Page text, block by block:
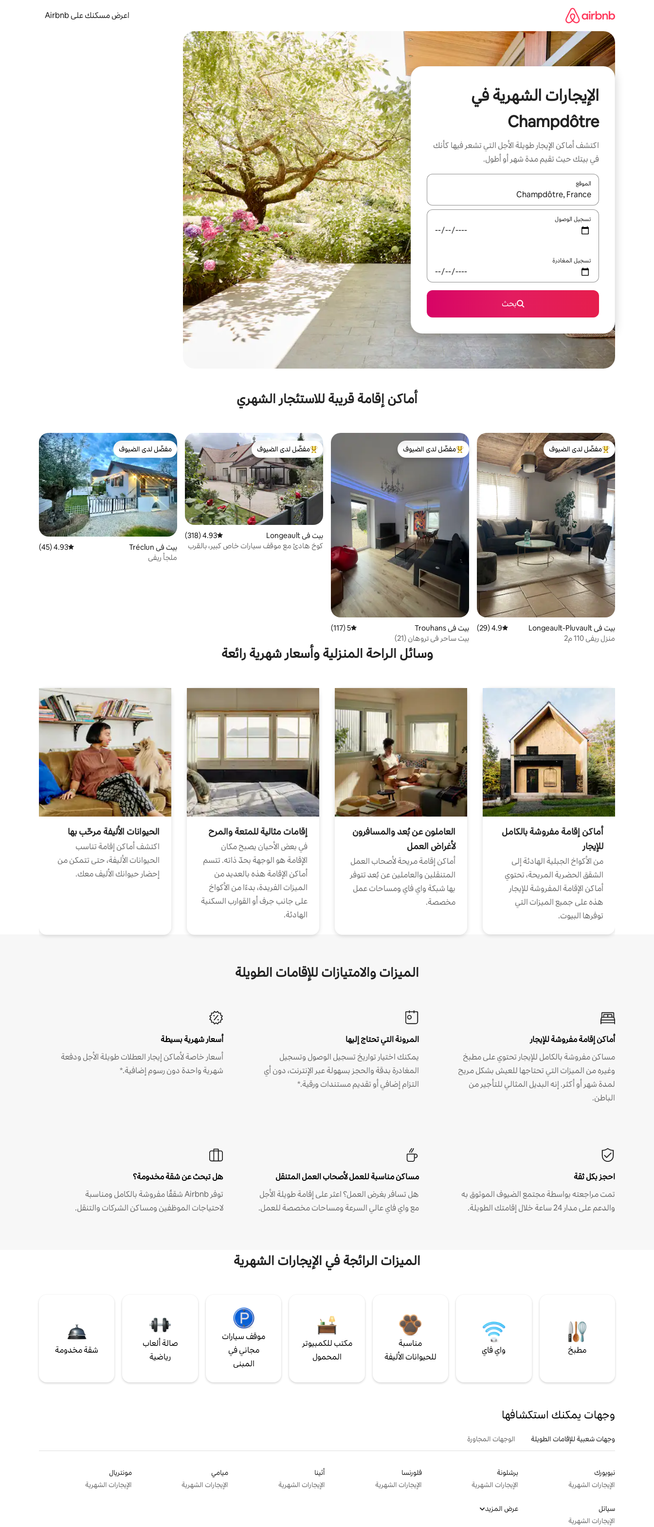
اعرض مسكنك على Airbnb
الإيجارات الشهرية في
Champdôtre
اكتشف أماكن الإيجار طويلة الأجل التي تشعر فيها كأنك
في بيتك حيث تقيم مدة شهر أو أطول.
الموقع
عند توفر النتائج، انتقل باستخدام السهمين لأعلى ولأسفل أو استكشف عن طريق اللمس أو السحب.
تسجيل الوصول
تسجيل المغادرة
بحث
أماكن إقامة قريبة للاستئجار الشهري
من أبرز البيوت المفضّلة لدى الضيوف
مفضّل لدى الضيوف
بيت في Longeault-Pluvault متوسط التقييم 4.9 من 5، 29 مراجعات
4.9 (29)
منزل ريفي 110 م2
من أبرز البيوت المفضّلة لدى الضيوف
مفضّل لدى الضيوف
بيت في Trouhans متوسط التقييم 5 من 5، 117 مراجعات
5 (117)
بيت ساحر في تروهان (21)
من أبرز البيوت المفضّلة لدى الضيوف
مفضّل لدى الضيوف
بيت في Longeault متوسط التقييم 4.93 من 5، 318 مراجعات
4.93 (318)
كوخ هادئ مع موقف سيارات خاص كبير، بالقرب
مفضّل لدى الضيوف
مفضّل لدى الضيوف
بيت في Tréclun متوسط التقييم 4.93 من 5، 45 مراجعات
4.93 (45)
ملجأ ريفي
وسائل الراحة المنزلية وأسعار شهرية رائعة
أماكن إقامة مفروشة بالكامل
للإيجار
من الأكواخ الجبلية الهادئة إلى
الشقق الحضرية المريحة، تحتوي
أماكن الإقامة المفروشة للإيجار
هذه على جميع الميزات التي
توفرها البيوت.
العاملون عن بُعد والمسافرون
لأغراض العمل
أماكن إقامة مريحة لأصحاب العمل
المتنقلين والعاملين عن بُعد تتوفر
بها شبكة واي فاي ومساحات عمل
مخصصة.
إقامات مثالية للمتعة والمرح
في بعض الأحيان يصبح مكان
الإقامة هو الوجهة بحدّ ذاته. تتسم
أماكن الإقامة هذه بالعديد من
الميزات الفريدة، بدءًا من الأكواخ
على جانب جرف أو القوارب السكنية
الهادئة.
الحيوانات الأليفة مرحّب بها
اكتشف أماكن إقامة تناسب
الحيوانات الأليفة، حتى تتمكن من
إحضار حيوانك الأليف معك.
الميزات والامتيازات للإقامات الطويلة
أماكن إقامة مفروشة للإيجار
مساكن مفروشة بالكامل للإيجار تحتوي على مطبخ
وغيره من الميزات التي تحتاجها للعيش بشكل مريح
لمدة شهر أو أكثر. إنه البديل المثالي للتأجير من
الباطن.
المرونة التي تحتاج إليها
يمكنك اختيار تواريخ تسجيل الوصول وتسجيل
المغادرة بدقة والحجز بسهولة عبر الإنترنت، دون أي
التزام إضافي أو تقديم مستندات ورقية.*
أسعار شهرية بسيطة
أسعار خاصة لأماكن إيجار العطلات طويلة الأجل ودفعة
شهرية واحدة دون رسوم إضافية.*
احجز بكل ثقة
تمت مراجعته بواسطة مجتمع الضيوف الموثوق به
والدعم على مدار 24 ساعة خلال إقامتك الطويلة.
مساكن مناسبة للعمل لأصحاب العمل المتنقل
هل تسافر بغرض العمل؟ اعثر على إقامة طويلة الأجل
مع واي فاي عالي السرعة ومساحات مخصصة للعمل.
هل تبحث عن شقة مخدومة؟
توفر Airbnb شققًا مفروشة بالكامل ومناسبة
لاحتياجات الموظفين ومساكن الشركات والتنقل.
الميزات الرائجة في الإيجارات الشهرية
مطبخ واي فاي
مناسبة
للحيوانات الأليفة
مكتب للكمبيوتر
المحمول
موقف سيارات
مجاني في
المبنى
صالة ألعاب
رياضية
شقة مخدومة
وجهات يمكنك استكشافها
وجهات شعبية للإقامات الطويلة الوجهات المجاورة
نيويورك
الإيجارات الشهرية
برشلونة
الإيجارات الشهرية
فلورنسا
الإيجارات الشهرية
أثينا
الإيجارات الشهرية
ميامي
الإيجارات الشهرية
مونتريال
الإيجارات الشهرية
سياتل
الإيجارات الشهرية
عرض المزيد